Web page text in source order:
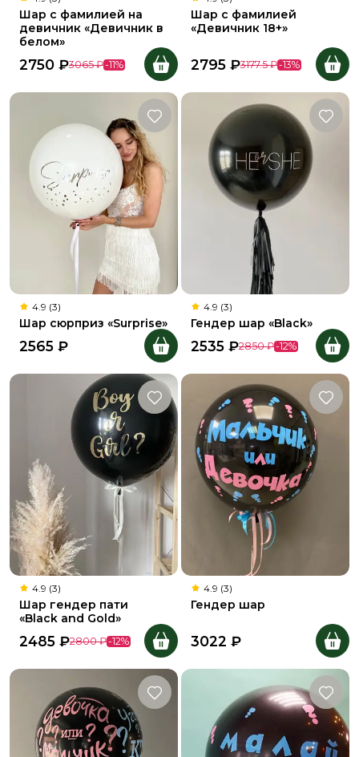
Шар с фамилией на
девичник «Девичник в
белом»
2750 ₽3065 ₽-11%
Шар с фамилией
«Девичник 18+»
2795 ₽3177.5 ₽-13%
4.9 (3)
Шар сюрприз «Surprise»
2565 ₽
4.9 (3)
Гендер шар «Black»
2535 ₽2850 ₽-12%
4.9 (3)
Шар гендер пати
«Black and Gold»
2485 ₽2800 ₽-12%
4.9 (3)
Гендер шар
3022 ₽